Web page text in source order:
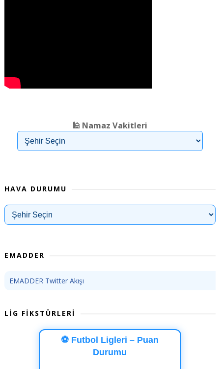
🕌 Namaz Vakitleri
HAVA DURUMU
EMADDER
EMADDER Twitter Akışı
LİG FİKSTÜRLERİ
⚽ Futbol Ligleri – Puan
Durumu